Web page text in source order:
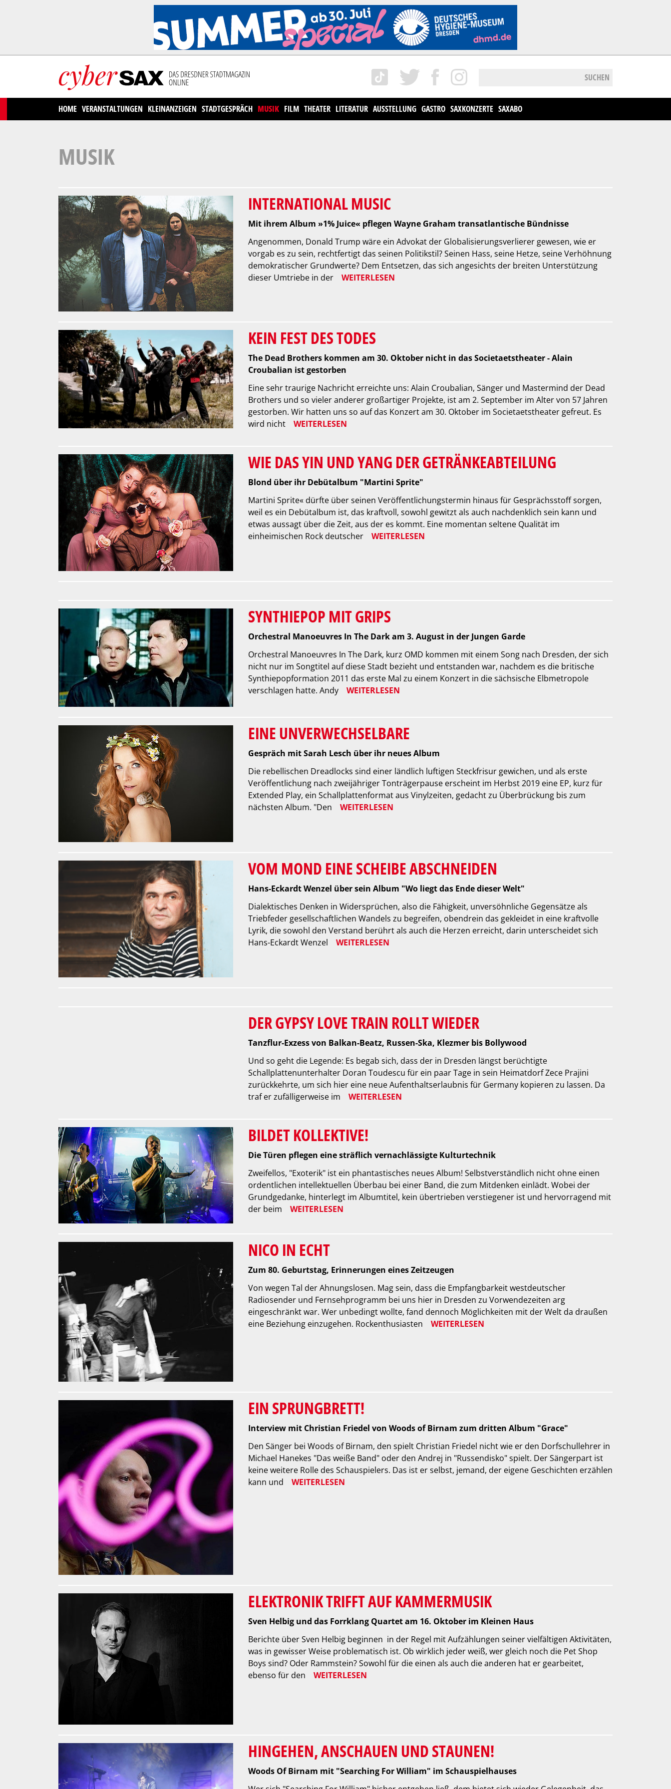
SUCHEN
HOME VERANSTALTUNGEN KLEINANZEIGEN STADTGESPRÄCH MUSIK FILM THEATER LITERATUR AUSSTELLUNG GASTRO SAXKONZERTE SAXABO
MUSIK
INTERNATIONAL MUSIC
Mit ihrem Album »1% Juice« pflegen Wayne Graham transatlantische Bündnisse
Angenommen, Donald Trump wäre ein Advokat der Globalisierungsverlierer gewesen, wie er
vorgab es zu sein, rechtfertigt das seinen Politikstil? Seinen Hass, seine Hetze, seine Verhöhnung
demokratischer Grundwerte? Dem Entsetzen, das sich angesichts der breiten Unterstützung
dieser Umtriebe in der
WEITERLESEN
KEIN FEST DES TODES
The Dead Brothers kommen am 30. Oktober nicht in das Societaetstheater - Alain
Croubalian ist gestorben
Eine sehr traurige Nachricht erreichte uns: Alain Croubalian, Sänger und Mastermind der Dead
Brothers und so vieler anderer großartiger Projekte, ist am 2. September im Alter von 57 Jahren
gestorben. Wir hatten uns so auf das Konzert am 30. Oktober im Societaetstheater gefreut. Es
wird nicht
WEITERLESEN
WIE DAS YIN UND YANG DER GETRÄNKEABTEILUNG
Blond über ihr Debütalbum "Martini Sprite"
Martini Sprite« dürfte über seinen Veröffentlichungs­termin hinaus für Gesprächsstoff sorgen,
weil es ein Debütalbum ist, das kraftvoll, sowohl gewitzt als auch nachdenklich sein kann und
etwas aussagt über die Zeit, aus der es kommt. Eine momentan seltene Qualität im
einheimischen Rock deutscher
WEITERLESEN
SYNTHIEPOP MIT GRIPS
Orchestral Manoeuvres In The Dark am 3. August in der Jungen Garde
Orchestral Manoeuvres In The Dark, kurz OMD kommen mit einem Song nach Dresden, der sich
nicht nur im Songtitel auf diese Stadt bezieht und entstanden war, nachdem es die britische
Synthiepopformation 2011 das erste Mal zu einem Konzert in die sächsische Elbmetropole
verschlagen hatte. Andy
WEITERLESEN
EINE UNVERWECHSELBARE
Gespräch mit Sarah Lesch über ihr neues Album
Die rebellischen Dreadlocks sind einer ländlich luftigen Steckfrisur gewichen, und als erste
Veröffentlichung nach zweijähriger Tonträgerpause erscheint im Herbst 2019 eine EP, kurz für
Extended Play, ein Schallplattenformat aus Vinylzeiten, gedacht zu Überbrückung bis zum
nächsten Album. "Den
WEITERLESEN
VOM MOND EINE SCHEIBE ABSCHNEIDEN
Hans-Eckardt Wenzel über sein Album "Wo liegt das Ende dieser Welt"
Dialektisches Denken in Widersprüchen, also die Fähigkeit, unversöhnliche Gegensätze als
Triebfeder gesellschaftlichen Wandels zu begreifen, obendrein das gekleidet in eine kraftvolle
Lyrik, die sowohl den Verstand berührt als auch die Herzen erreicht, darin unterscheidet sich
Hans-Eckardt Wenzel
WEITERLESEN
DER GYPSY LOVE TRAIN ROLLT WIEDER
Tanzflur-Exzess von Balkan-Beatz, Russen-Ska, Klezmer bis Bollywood
Und so geht die Legende: Es begab sich, dass der in Dresden längst berüchtigte
Schallplattenunterhalter Doran Toudescu für ein paar Tage in sein Heimatdorf Zece Prajini
zurückkehrte, um sich hier eine neue Aufenthaltserlaubnis für Germany kopieren zu lassen. Da
traf er zufälligerweise im
WEITERLESEN
BILDET KOLLEKTIVE!
Die Türen pflegen eine sträflich vernachlässigte Kulturtechnik
Zweifellos, "Exoterik" ist ein phantastisches neues Album! Selbstverständlich nicht ohne einen
ordentlichen intellektuellen Überbau bei einer Band, die zum Mitdenken einlädt. Wobei der
Grundgedanke, hinterlegt im Albumtitel, kein übertrieben verstiegener ist und hervorragend mit
der beim
WEITERLESEN
NICO IN ECHT
Zum 80. Geburtstag, Erinnerungen eines Zeitzeugen
Von wegen Tal der Ahnungslosen. Mag sein, dass die Empfangbarkeit westdeutscher
Radiosender und Fernsehprogramm bei uns hier in Dresden zu Vorwendezeiten arg
eingeschränkt war. Wer unbedingt wollte, fand dennoch Möglichkeiten mit der Welt da draußen
eine Beziehung einzugehen. Rockenthusiasten
WEITERLESEN
EIN SPRUNGBRETT!
Interview mit Christian Friedel von Woods of Birnam zum dritten Album "Grace"
Den Sänger bei Woods of Birnam, den spielt Christian Friedel nicht wie er den Dorfschullehrer in
Michael Hanekes "Das weiße Band" oder den Andrej in "Russendisko" spielt. Der Sängerpart ist
keine weitere Rolle des Schauspielers. Das ist er selbst, jemand, der eigene Geschichten erzählen
kann und
WEITERLESEN
ELEKTRONIK TRIFFT AUF KAMMERMUSIK
Sven Helbig und das Forrklang Quartet am 16. Oktober im Kleinen Haus
Berichte über Sven Helbig beginnen in der Regel mit Aufzählungen seiner vielfältigen Aktivitäten,
was in gewisser Weise problematisch ist. Ob wirklich jeder weiß, wer gleich noch die Pet Shop
Boys sind? Oder Rammstein? Sowohl für die einen als auch die anderen hat er gearbeitet,
ebenso für den
WEITERLESEN
HINGEHEN, ANSCHAUEN UND STAUNEN!
Woods Of Birnam mit "Searching For William" im Schauspielhauses